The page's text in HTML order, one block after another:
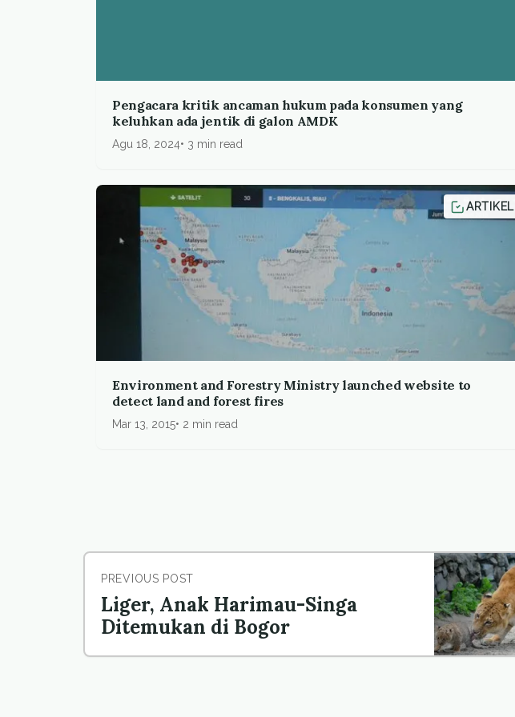
Pengacara kritik ancaman hukum pada konsumen yang
keluhkan ada jentik di galon AMDK
Agu 18, 2024 3 min read
ARTIKEL
Environment and Forestry Ministry launched website to
detect land and forest fires
Mar 13, 2015 2 min read
PREVIOUS POST
Liger, Anak Harimau-Singa
Ditemukan di Bogor